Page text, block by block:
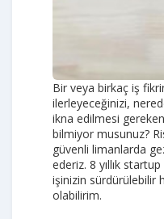
Bir veya birkaç iş
ilerleyeceğinizi,
ikna edilmesi
bilmiyor musunuz?
güvenli limanlarda
ederiz. 8 yıllık
işinizin sürdürülebilir
olabilirim.